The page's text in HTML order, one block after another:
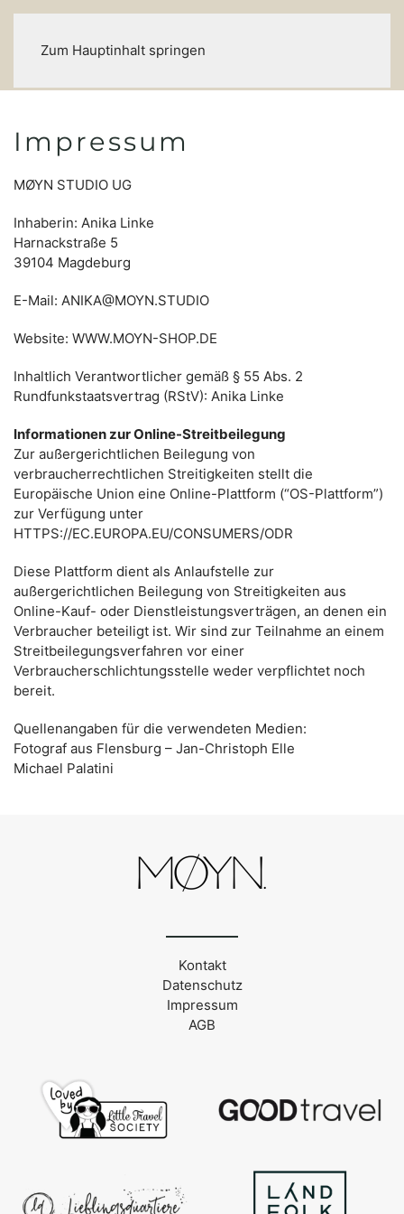
Zum Hauptinhalt springen
Impressum
MØYN STUDIO UG
Inhaberin: Anika Linke
Harnackstraße 5
39104 Magdeburg
E-Mail: ANIKA@MOYN.STUDIO
Website: WWW.MOYN-SHOP.DE
Inhaltlich Verantwortlicher gemäß § 55 Abs. 2
Rundfunkstaatsvertrag (RStV): Anika Linke
Informationen zur Online-Streitbeilegung
Zur außergerichtlichen Beilegung von
verbraucherrechtlichen Streitigkeiten stellt die
Europäische Union eine Online-Plattform (“OS-Plattform”)
zur Verfügung unter
HTTPS://EC.EUROPA.EU/CONSUMERS/ODR
Diese Plattform dient als Anlaufstelle zur
außergerichtlichen Beilegung von Streitigkeiten aus
Online-Kauf- oder Dienstleistungsverträgen, an denen ein
Verbraucher beteiligt ist. Wir sind zur Teilnahme an einem
Streitbeilegungsverfahren vor einer
Verbraucherschlichtungsstelle weder verpflichtet noch
bereit.
Quellenangaben für die verwendeten Medien:
Fotograf aus Flensburg – Jan-Christoph Elle
Michael Palatini
Kontakt
Datenschutz
Impressum
AGB